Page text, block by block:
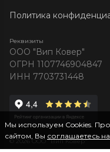
Политика
Реквизиты
ООО "Вип Ковер"
ОГРН 1107746904847
ИНН 7703731448
© 2026 ООО "Вип Ковер"
Мы используем Cookies.
сайтом, Вы соглашаетесь